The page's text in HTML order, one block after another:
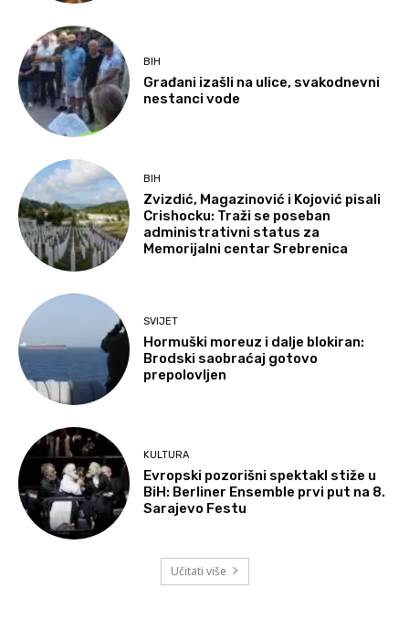
BIH
Građani izašli na ulice, svakodnevni
nestanci vode
BIH
Zvizdić, Magazinović i Kojović pisali
Crishocku: Traži se poseban
administrativni status za
Memorijalni centar Srebrenica
SVIJET
Hormuški moreuz i dalje blokiran:
Brodski saobraćaj gotovo
prepolovljen
KULTURA
Evropski pozorišni spektakl stiže u
BiH: Berliner Ensemble prvi put na 8.
Sarajevo Festu
Učitati više